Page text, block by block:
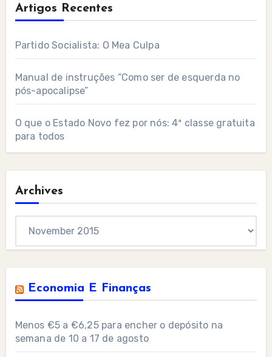
Artigos Recentes
Partido Socialista: O Mea Culpa
Manual de instruções “Como ser de esquerda no
pós-apocalipse”
O que o Estado Novo fez por nós: 4ª classe gratuita
para todos
Archives
Economia E Finanças
Menos €5 a €6,25 para encher o depósito na
semana de 10 a 17 de agosto